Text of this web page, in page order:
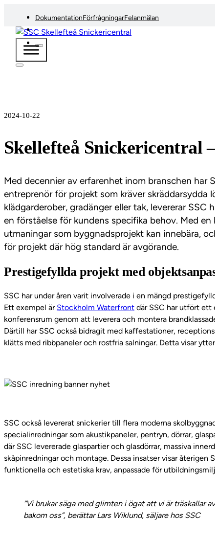
DokumentationFörfrågningarFelanmälan
2024-10-22
Skellefteå Snickericentral
Med decennier av erfarenhet inom branschen har
entreprenör för projekt som kräver skräddarsydda
klädgarderober, gradänger eller tak, levererar SSC
en förståelse för kundens specifika behov. Med en
utmaningar som byggnadsprojekt kan innebära,
för projekt där hög standard är avgörande.
Prestigefyllda projekt med
SSC har under åren varit involverade i en mängd
Ett exempel är Stockholm Waterfront där SSC har utfört ett
konferensrum genom att leverera och montera
Därtill har SSC också bidragit med kaffestationer,
klätts med ribbpaneler och rostfria salningar. Detta visar
SSC också levererat snickerier till flera moderna
specialinredningar som akustikpaneler, pentryn, dörrar,
där SSC levererade glaspartier och glasdörrar, massiva
skåpinredningar och montage. Dessa insatser visar återigen
funktionella och estetiska krav, anpassade för
”Vi brukar säga med glimten i ögat att vi är träskallar
bakom oss”, berättar Lars Wiklund, säljare hos SSC